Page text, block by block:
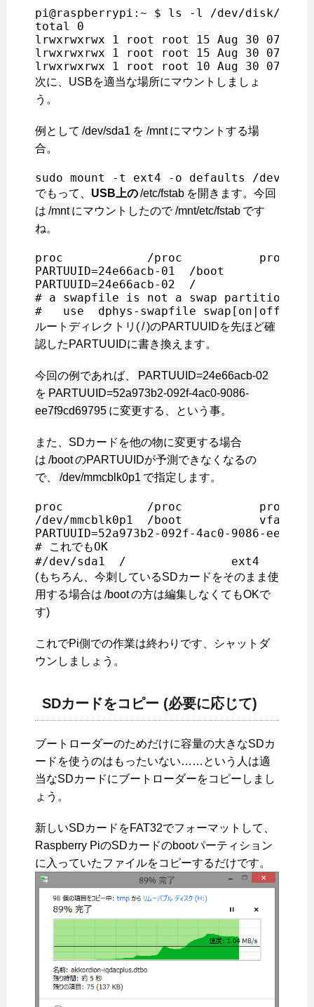
pi@raspberrypi:~ $ ls -l /dev/disk/by-
total 0
lrwxrwxrwx 1 root root 15 Aug 30 07:21
lrwxrwxrwx 1 root root 15 Aug 30 07:21
lrwxrwxrwx 1 root root 10 Aug 30 07:22
次に、USBを適当な場所にマウントしましょ
う。
例として /dev/sda1 を /mnt にマウントする場
合。
sudo mount -t ext4 -o defaults /dev/
でもって、 USB上の/etc/fstab を開きます。今回
は /mnt にマウントしたので /mnt/etc/fstab です
ね。
proc            /proc           proc
PARTUUID=24e66acb-01  /boot
PARTUUID=24e66acb-02  /
# a swapfile is not a swap partition,
#   use  dphys-swapfile swap[on|off]
ルートディレクトリ(/)のPARTUUIDを先ほど確
認したPARTUUIDに書き換えます。
今回の例であれば、
PARTUUID=24e66acb-02
を PARTUUID=52a973b2-092f-4ac0-9086-
ee7f9cd69795 に変更する、という事。
また、SDカードを他の物に変更する場合
は /bootのPARTUUIDが予測できなくなるの
で、
/dev/mmcblk0p1 で指定します。
proc            /proc           proc
/dev/mmcblk0p1  /boot
PARTUUID=52a973b2-092f-4ac0-
# これでもOK
(もちろん、今刺しているSDカードをそのまま使
用する場合は /bootの方は編集しなくてもOKで
す)
これでPi側での作業は終わりです、シャットダ
ウンしましょう。
SDカードをコピー (必要に応じて)
ブートローダーのためだけに容量の大きなSDカ
ードを使うのはもったいない……という人は適
当なSDカードにブートローダーをコピーしまし
ょう。
新しいSDカードをFAT32でフォーマットして、
Raspberry PiのSDカードのbootパーティション
に入っていたファイルをコピーするだけです。